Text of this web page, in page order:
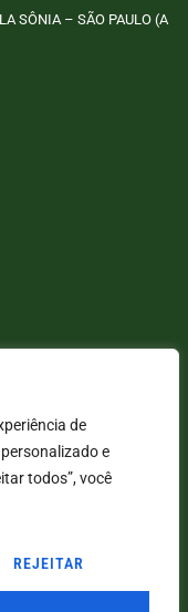
de
e
todos”, você
REJEITAR
SÔNIA – SÃO PAULO (A
CONEKI - SOLUÇÕES DIGITAIS |